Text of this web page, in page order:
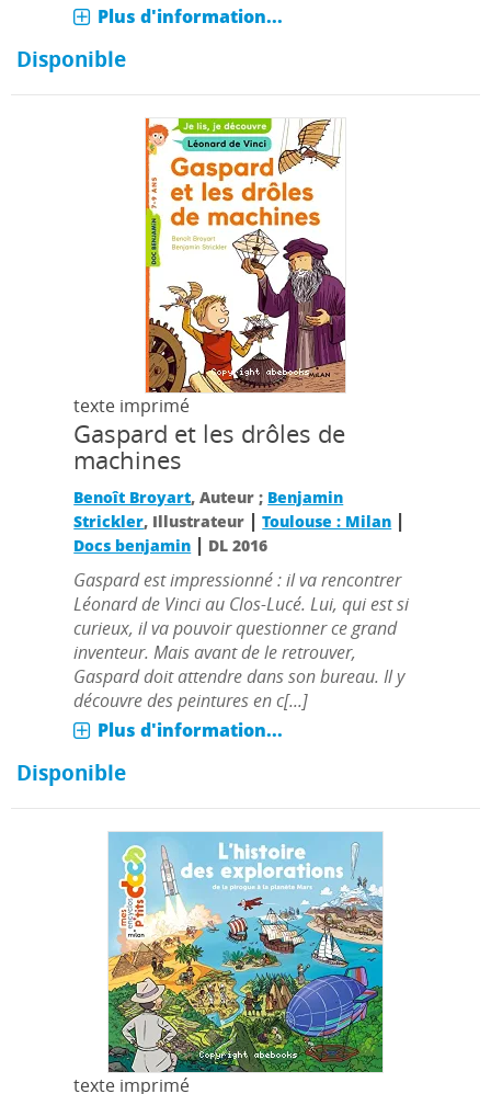
Plus d'information...
Disponible
texte imprimé
Gaspard et les drôles de
machines
Benoît Broyart, Auteur ; Benjamin
Strickler, Illustrateur |Toulouse : Milan |
Docs benjamin | DL 2016
Gaspard est impressionné : il va rencontrer
Léonard de Vinci au Clos-Lucé. Lui, qui est si
curieux, il va pouvoir questionner ce grand
inventeur. Mais avant de le retrouver,
Gaspard doit attendre dans son bureau. Il y
découvre des peintures en c[...]
Plus d'information...
Disponible
texte imprimé